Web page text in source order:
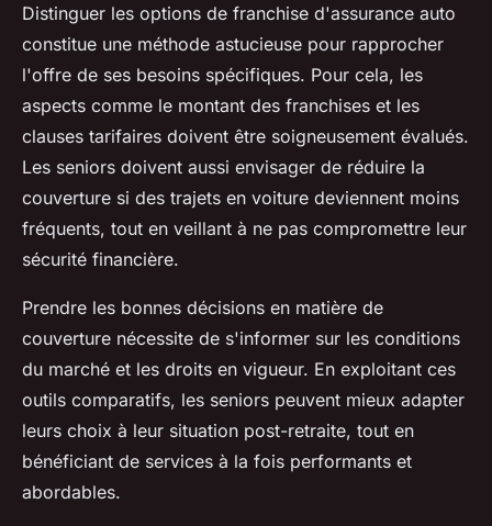
Distinguer les options de franchise d'assurance auto
constitue une méthode astucieuse pour rapprocher
l'offre de ses besoins spécifiques. Pour cela, les
aspects comme le montant des franchises et les
clauses tarifaires doivent être soigneusement évalués.
Les seniors doivent aussi envisager de réduire la
couverture si des trajets en voiture deviennent moins
fréquents, tout en veillant à ne pas compromettre leur
sécurité financière.
Prendre les bonnes décisions en matière de
couverture nécessite de s'informer sur les conditions
du marché et les droits en vigueur. En exploitant ces
outils comparatifs, les seniors peuvent mieux adapter
leurs choix à leur situation post-retraite, tout en
bénéficiant de services à la fois performants et
abordables.